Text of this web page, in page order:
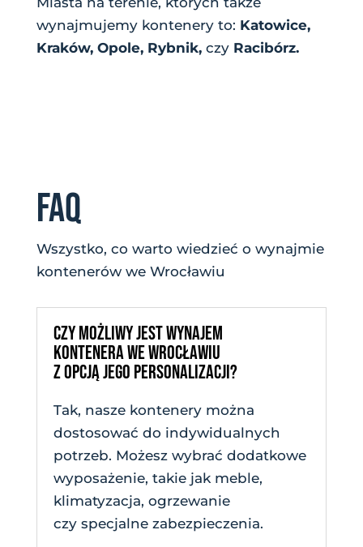
wynajmujemy kontenery to: Katowice,
Kraków, Opole, Rybnik, czy Racibórz.
FAQ
Wszystko, co warto wiedzieć o wynajmie
kontenerów we Wrocławiu
CZY MOŻLIWY JEST WYNAJEM
KONTENERA WE WROCŁAWIU
Z OPCJĄ JEGO PERSONALIZACJI?
Tak, nasze kontenery można
dostosować do indywidualnych
potrzeb. Możesz wybrać dodatkowe
wyposażenie, takie jak meble,
klimatyzacja, ogrzewanie
czy specjalne zabezpieczenia.